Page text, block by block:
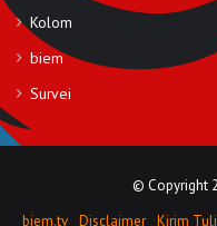
Kolom
biem
Survei
© Copyright
biem.tv Disclaimer Kirim